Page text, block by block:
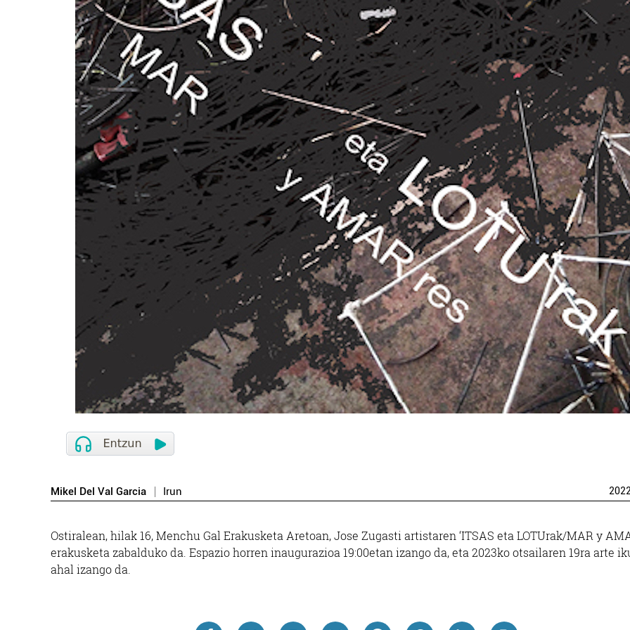
Mikel Del Val Garcia Irun 2022
Ostiralean, hilak 16, Menchu Gal Erakusketa Aretoan, Jose Zugasti artistaren ‘ITSAS eta LOTUrak/MAR y
erakusketa zabalduko da. Espazio horren inaugurazioa 19:00etan izango da, eta 2023ko otsailaren 19ra arte
ahal izango da.
Osasungintza
BIDASOA OPTIKA
Ikastetxeak
DEIKAGEST